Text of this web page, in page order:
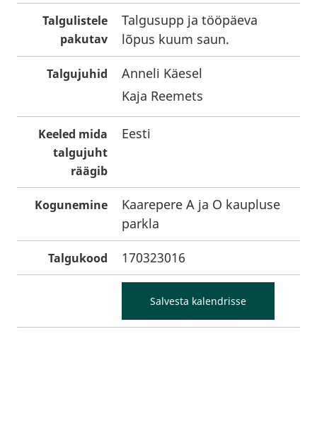
Talgulistele
pakutav
Talgusupp ja tööpäeva
lõpus kuum saun.
Talgujuhid
Anneli Käesel
Kaja Reemets
Keeled mida
talgujuht
räägib
Eesti
Kogunemine
Kaarepere A ja O kaupluse
parkla
Talgukood 170323016
Salvesta kalendrisse